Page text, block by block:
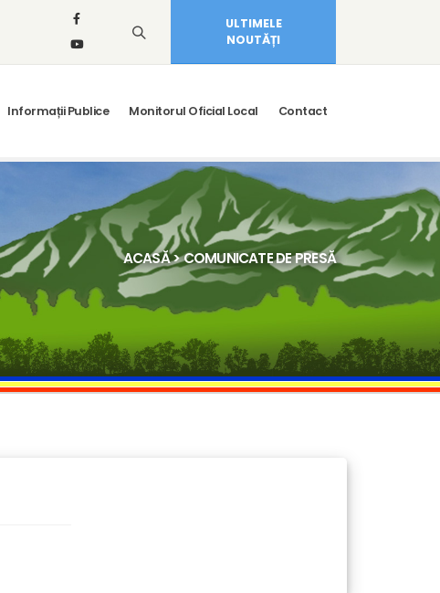
ULTIMELE
NOUTĂȚI
Informații Publice Monitorul Oficial Local Contact
ACASĂ> COMUNICATE DE PRESĂ